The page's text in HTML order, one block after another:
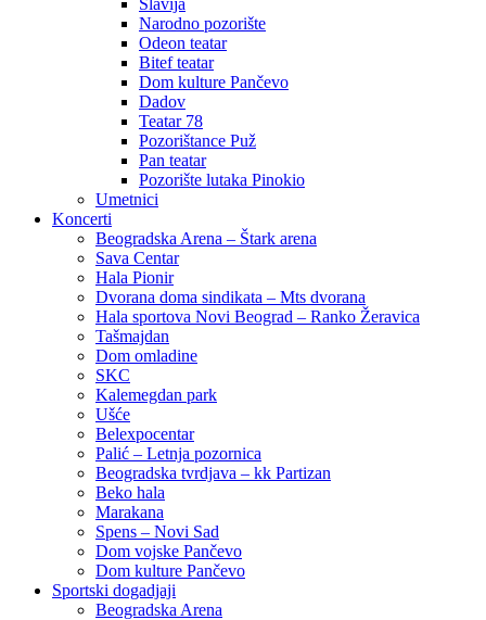
Slavija
Narodno pozorište
Odeon teatar
Bitef teatar
Dom kulture Pančevo
Dadov
Teatar 78
Pozorištance Puž
Pan teatar
Pozorište lutaka Pinokio
Umetnici
Koncerti
Beogradska Arena – Štark arena
Sava Centar
Hala Pionir
Dvorana doma sindikata – Mts dvorana
Hala sportova Novi Beograd – Ranko Žeravica
Tašmajdan
Dom omladine
SKC
Kalemegdan park
Ušće
Belexpocentar
Palić – Letnja pozornica
Beogradska tvrdjava – kk Partizan
Beko hala
Marakana
Spens – Novi Sad
Dom vojske Pančevo
Dom kulture Pančevo
Sportski dogadjaji
Beogradska Arena